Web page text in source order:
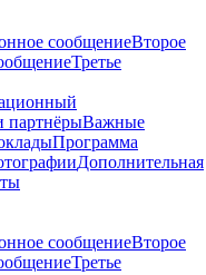
сообщениеВторое
Третье
партнёрыВажные
Программа
Дополнительная
сообщениеВторое
Третье